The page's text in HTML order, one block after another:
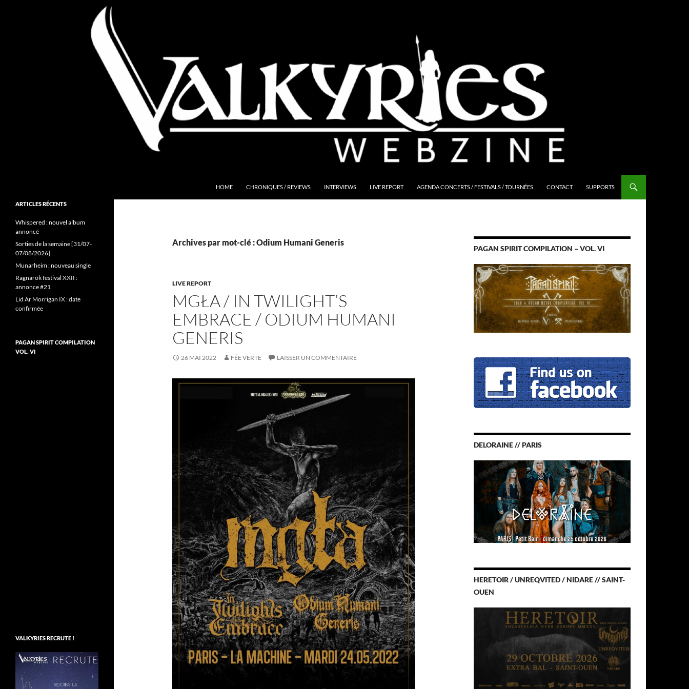
HOME CHRONIQUES / REVIEWS INTERVIEWS LIVE REPORT AGENDA CONCERTS / FESTIVALS / TOURNÉES CONTACT SUPPORTS
Archives par mot-clé : Odium Humani Generis
LIVE REPORT
MGŁA / IN TWILIGHT’S
EMBRACE / ODIUM HUMANI
GENERIS
26 MAI 2022 FÉE VERTE LAISSER UN COMMENTAIRE
PAGAN SPIRIT COMPILATION – VOL. VI
DELORAINE // PARIS
HERETOIR / UNREQVITED / NIDARE // SAINT-
OUEN
Folk Pagan Webzine
ARTICLES RÉCENTS
Whispered : nouvel album
annoncé
Sorties de la semaine [31/07-
07/08/2026]
Munarheim : nouveau single
Ragnarök festival XXII :
annonce #21
Lid Ar Morrigan IX : date
confirmée
PAGAN SPIRIT COMPILATION
VOL. VI
VALKYRIES RECRUTE !